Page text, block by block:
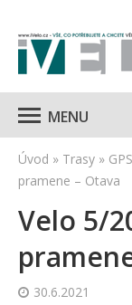
MENU
Úvod » Trasy »
pramene – Otava
Velo 5/
30.6.2021